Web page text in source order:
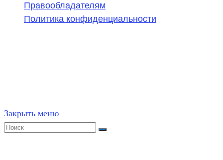
Правообладателям
Политика конфиденциальности
Закрыть меню